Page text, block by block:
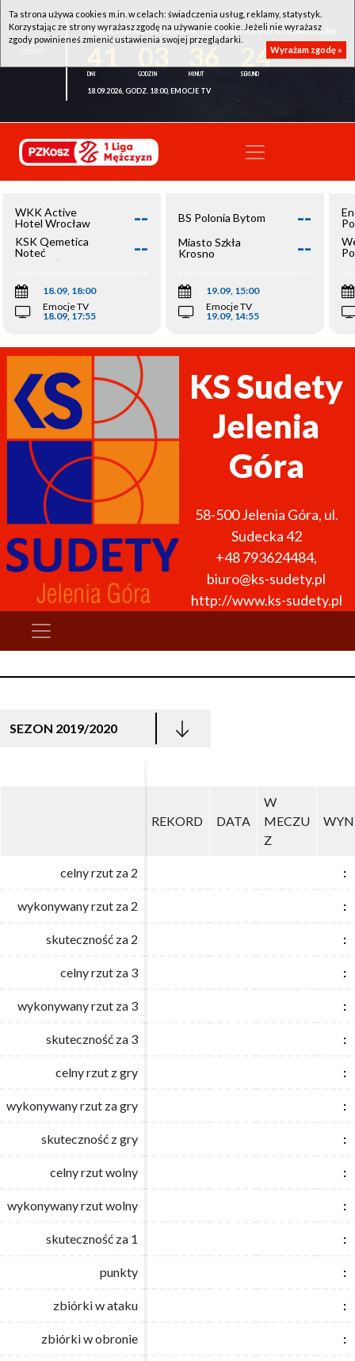
WKK ACTIVE HOTEL WROCŁAW - KSK QEMETICA NOTEĆ INOWROCŁAW
23
18.09.2026, GODZ. 18:00, EMOCJE TV
WKK Active
Hotel Wrocław
--
KSK Qemetica
Noteć
Inowrocław
--
18.09, 18:00
Emocje TV
18.09, 17:55
BS Polonia Bytom --
Miasto Szkła
Krosno
--
19.09, 15:00
Emocje TV
19.09, 14:55
KS Sudety
Jelenia
Góra
58-500 Jelenia Góra, ul.
Sudecka 42
+48 793624484,
biuro@ks-sudety.pl
http://www.ks-sudety.pl
SEZON 2019/2020
REKORD DATA
W
MECZU
Z
celny rzut za 2 :
wykonywany rzut za 2 :
skuteczność za 2 :
celny rzut za 3 :
wykonywany rzut za 3 :
skuteczność za 3 :
celny rzut z gry :
wykonywany rzut za gry :
skuteczność z gry :
celny rzut wolny :
wykonywany rzut wolny :
skuteczność za 1 :
punkty :
zbiórki w ataku :
zbiórki w obronie :
REKORD DATA
W
MECZU
Z
celny rzut za 2 :
wykonywany rzut za 2 :
skuteczność za 2 :
celny rzut za 3 :
wykonywany rzut za 3 :
skuteczność za 3 :
celny rzut z gry :
wykonywany rzut za gry :
skuteczność z gry :
celny rzut wolny :
wykonywany rzut wolny :
skuteczność za 1 :
punkty :
zbiórki w ataku :
zbiórki w obronie :
Ta strona używa cookies m.in. w celach: świadczenia usług, reklamy, statystyk.
Korzystając ze strony wyrażasz zgodę na używanie cookie. Jeżeli nie wyrażasz
zgody powinieneś zmienić ustawienia swojej przeglądarki.
Wyrażam zgodę »